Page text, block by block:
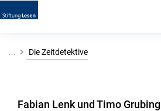
... Die Zeitdetektive
Fabian Lenk und Timo Grubing